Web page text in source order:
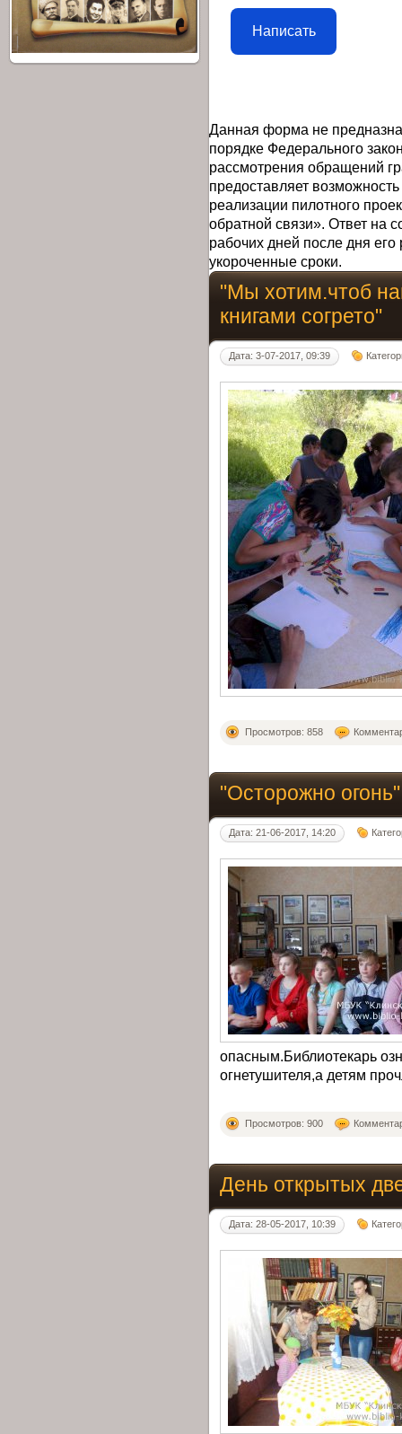
Написать
Данная форма не
порядке Федерального
рассмотрения обращений
предоставляет
реализации пилотного
обратной связи». Ответ на
рабочих дней после дня
укороченные сроки.
"Мы хотим.чтоб
книгами согрето"
Дата: 3-07-2017, 09:39
Просмотров: 858
"Осторожно огонь"
Дата: 21-06-2017, 14:20
опасным.Библиотекарь
огнетушителя,а детям
Просмотров: 900
День открытых
Дата: 28-05-2017, 10:39